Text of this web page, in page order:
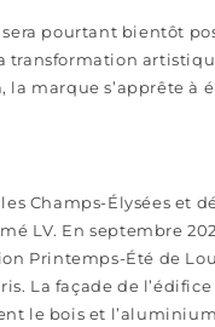
sera pourtant bientôt
transformation
la marque s’apprête
Champs-Élysées et
LV. En septembre
Printemps-Été de
La façade de
le bois et